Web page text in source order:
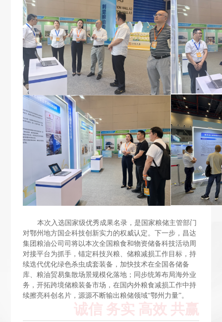
本次入选国家级优秀成果名录，是国家粮储主管部门
对鄂州地方国企科技创新实力的权威认定。下一步，昌达
集团粮油公司司将以本次全国粮食和物资储备科技活动周
对接平台为抓手，锚定科技兴粮、储粮减损工作目标，持
续迭代优化绿色杀虫成套装备，加快技术在全国各储备
库、粮油贸易集散场景规模化落地；同步统筹布局海外业
务，开拓跨境储粮装备市场，在国内外粮食减损工作中持
续擦亮科创名片，源源不断输出粮储领域“鄂州力量”。